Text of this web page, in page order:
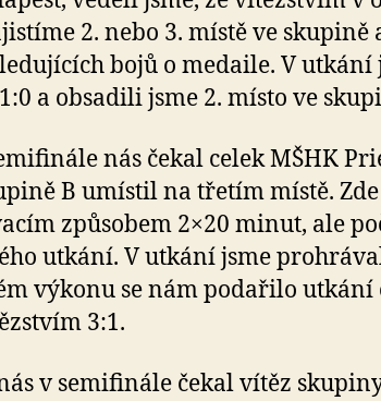
2. nebo 3. místě ve skupině
bojů o medaile. V utkání
a obsadili jsme 2. místo ve
nás čekal celek MŠHK
B umístil na třetím místě.
způsobem 2×20 minut, ale
utkání. V utkání jsme
výkonu se nám podařilo utkání
3:1.
v semifinále čekal vítěz